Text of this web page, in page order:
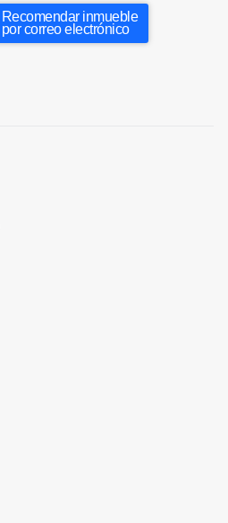
Recomendar inmueble
por correo electrónico